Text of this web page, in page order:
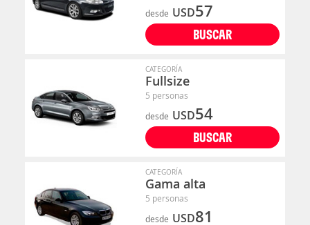
desde USD57
BUSCAR
CATEGORÍA
Fullsize
5 personas
desde USD54
BUSCAR
CATEGORÍA
Gama alta
5 personas
desde USD81